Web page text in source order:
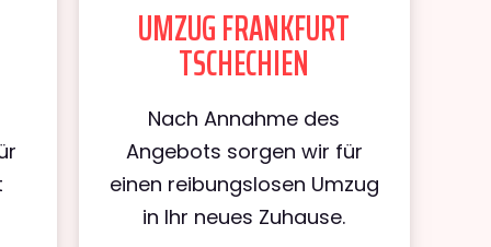
UMZUG FRANKFURT
TSCHECHIEN
Nach Annahme des
Angebots sorgen wir für
einen reibungslosen Umzug
in Ihr neues Zuhause.